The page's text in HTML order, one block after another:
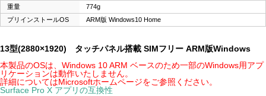
重量
774g
プリインストールOS
ARM版 Windows10 Home
13型(2880×1920) タッチパネル搭載 SIMフリー ARM版Windows
本製品のOSは、Windows 10 ARM ベースのため一部のWindows用アプ
リケーションは動作いたしません。
詳細についてはMicrosoftホームページをご参照ください。
Surface Pro X アプリの互換性